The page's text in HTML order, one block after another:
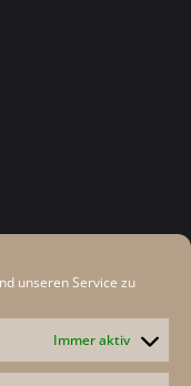
unseren Service zu
Immer aktiv